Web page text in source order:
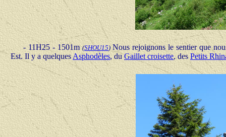
- 11H25 - 1501m(SHOU15) Nous rejoignons le sentier que
Est. Il y a quelquesAsphodèles, duGaillet croisette, des Petits